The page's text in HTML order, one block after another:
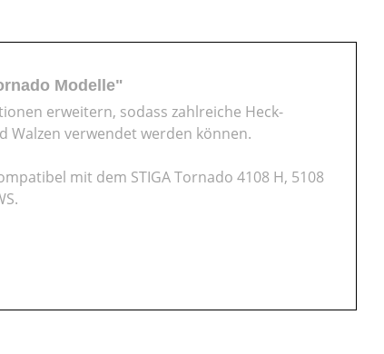
Modelle"
erweitern, sodass zahlreiche Heck-
Walzen verwendet werden können.
mit dem STIGA Tornado 4108 H, 5108